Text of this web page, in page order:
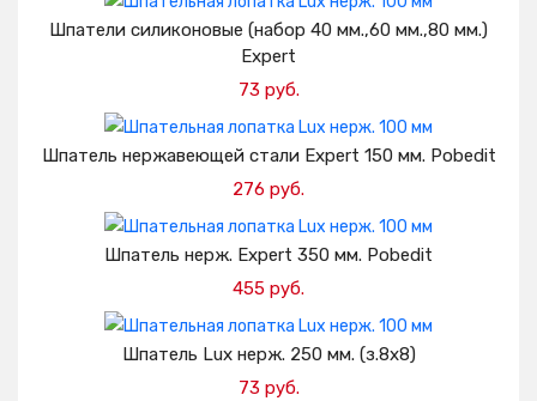
Добавить в корзину
Шпатели силиконовые (набор 40 мм.,60 мм.,80 мм.)
Expert
73 руб.
Добавить в корзину
Шпатель нержавеющей стали Expert 150 мм. Pobedit
276 руб.
Добавить в корзину
Шпатель нерж. Expert 350 мм. Pobedit
455 руб.
Добавить в корзину
Шпатель Lux нерж. 250 мм. (з.8х8)
73 руб.